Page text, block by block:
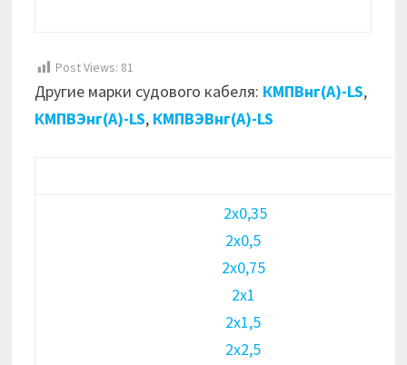
Post Views: 81
Другие марки судового кабеля: КМПВнг(А)-LS,
КМПВЭнг(А)-LS, КМПВЭВнг(А)-LS
2х0,35
2х0,5
2х0,75
2х1
2х1,5
2х2,5